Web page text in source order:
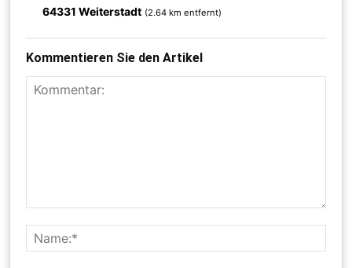
64331 Weiterstadt (2.64 km entfernt)
Kommentieren Sie den Artikel